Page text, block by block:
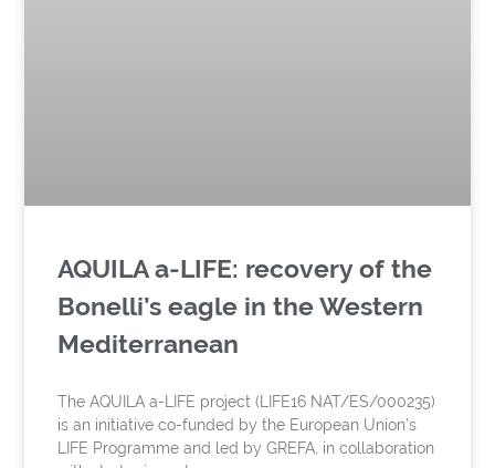
AQUILA a-LIFE: recovery of the
Bonelli’s eagle in the Western
Mediterranean
The AQUILA a-LIFE project (LIFE16 NAT/ES/000235)
is an initiative co-funded by the European Union’s
LIFE Programme and led by GREFA, in collaboration